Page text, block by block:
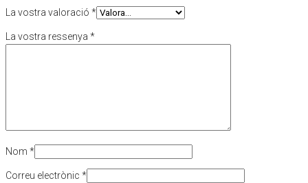
La vostra valoració *
La vostra ressenya *
Nom *
Correu electrònic *